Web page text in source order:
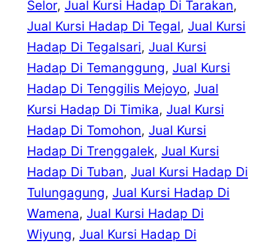
Selor, Jual Kursi Hadap Di Tarakan
Jual Kursi Hadap Di Tegal, Jual Kursi
Hadap Di Tegalsari, Jual Kursi
Hadap Di Temanggung, Jual Kursi
Hadap Di Tenggilis Mejoyo, Jual
Kursi Hadap Di Timika, Jual Kursi
Hadap Di Tomohon, Jual Kursi
Hadap Di Trenggalek, Jual Kursi
Hadap Di Tuban, Jual Kursi Hadap Di
Tulungagung, Jual Kursi Hadap Di
Wamena, Jual Kursi Hadap Di
Wiyung, Jual Kursi Hadap Di